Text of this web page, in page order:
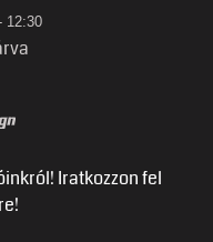
12:30
Iratkozzon fel